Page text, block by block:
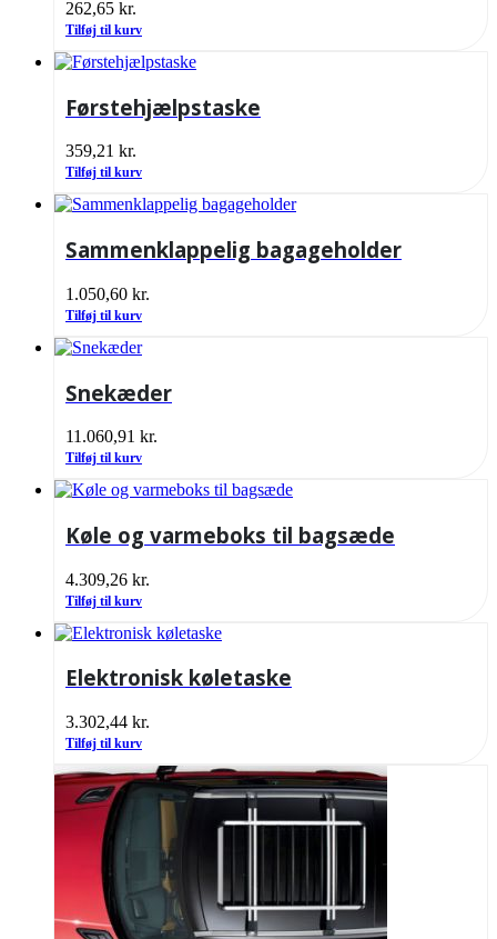
262,65 kr.
Tilføj til kurv
Førstehjælpstaske
359,21 kr.
Tilføj til kurv
Sammenklappelig bagageholder
1.050,60 kr.
Tilføj til kurv
Snekæder
11.060,91 kr.
Tilføj til kurv
Køle og varmeboks til bagsæde
4.309,26 kr.
Tilføj til kurv
Elektronisk køletaske
3.302,44 kr.
Tilføj til kurv